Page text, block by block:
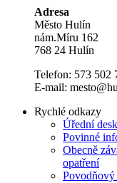
Adresa
Město Hulín
nám.Míru 162
768 24 Hulín
Telefon: 573 502
E-mail:
Rychlé odkazy
Úřední
Povinné
Obecně
opatření
Povodňový